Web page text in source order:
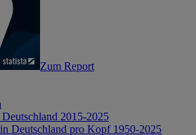
Zum Report
2015-2025
Deutschland pro Kopf 1950-2025